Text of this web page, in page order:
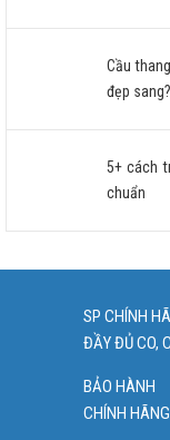
Cầu
đẹp sang?
5+ cách
chuẩn
SP CHÍNH
ĐẦY ĐỦ CO,
BẢO HÀNH
CHÍNH HÃNG